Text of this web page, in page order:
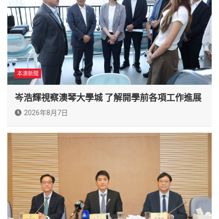
本澳新聞
岑浩輝視察澳琴大學城 了解開學前各項工作進展
2026年8月7日